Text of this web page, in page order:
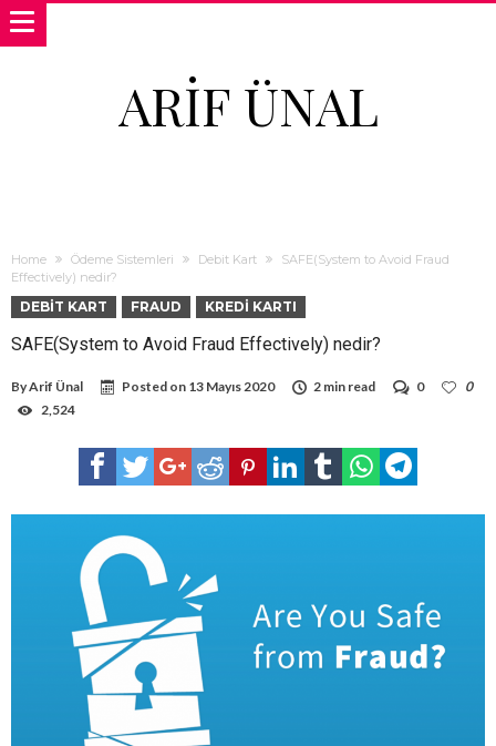
ARIF ÜNAL
Home Ödeme Sistemleri Debit Kart
SAFE(System to Avoid Fraud
Effectively) nedir?
DEBIT KART FRAUD KREDI KARTI
SAFE(System to Avoid Fraud Effectively) nedir?
ByArif Ünal Posted on 13 Mayıs 2020 2 min read 0
0
2,524